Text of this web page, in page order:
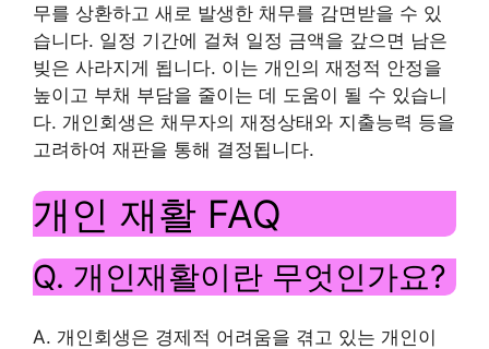
무를 상환하고 새로 발생한 채무를 감면받을 수 있
습니다. 일정 기간에 걸쳐 일정 금액을 갚으면 남은
빚은 사라지게 됩니다. 이는 개인의 재정적 안정을
높이고 부채 부담을 줄이는 데 도움이 될 수 있습니
다. 개인회생은 채무자의 재정상태와 지출능력 등을
고려하여 재판을 통해 결정됩니다.
개인 재활 FAQ
Q. 개인재활이란 무엇인가요?
A. 개인회생은 경제적 어려움을 겪고 있는 개인이